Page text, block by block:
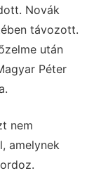
Novák
távozott.
után
Péter
nem
amelynek